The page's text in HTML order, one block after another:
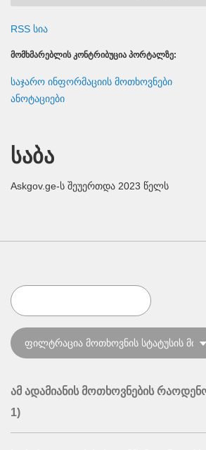
RSS სია
ᲛᲝᲛᲮᲛᲐᲠᲔᲑᲚᲘᲡ ᲙᲝᲜᲢᲠᲘᲑᲣᲪᲘᲐ ᲞᲝᲠᲢᲐᲚᲖᲔ:
საჯარო ინფორმაციის მოთხოვნები
ანოტაციები
საბა
Askgov.ge-ს შეუერთდა 2023 წელს
ამ ადამიანის მოთხოვნების
1)